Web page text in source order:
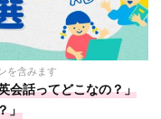
を含みます
会話ってどこなの？」
」